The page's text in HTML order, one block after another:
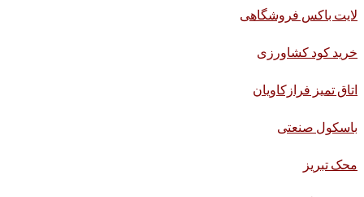
لایت باکس فروشگاهی
خرید کود کشاورزی
اتاق تمیز فرازکاویان
باسکول صنعتی
محک تبریز